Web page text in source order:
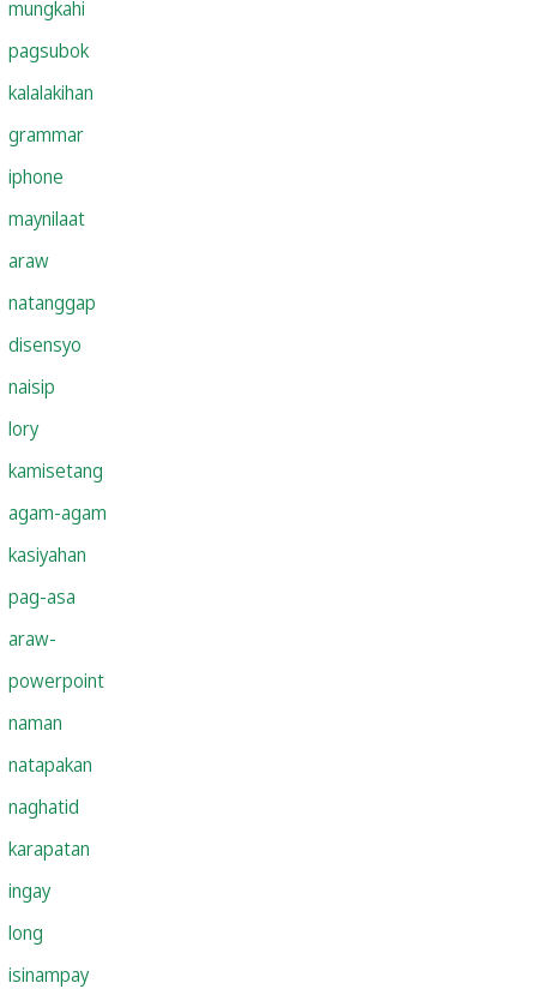
mungkahi
pagsubok
kalalakihan
grammar
iphone
maynilaat
araw
natanggap
disensyo
naisip
lory
kamisetang
agam-agam
kasiyahan
pag-asa
araw-
powerpoint
naman
natapakan
naghatid
karapatan
ingay
long
isinampay